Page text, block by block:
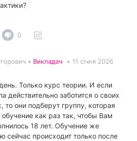
0
• Викладач • 11 січня 2026
Только курс теории. И если
действительно заботится о своих
то они подберут группу, которая
обучение как раз так, чтобы Вам
18 лет. Обучение же
сейчас происходит только после